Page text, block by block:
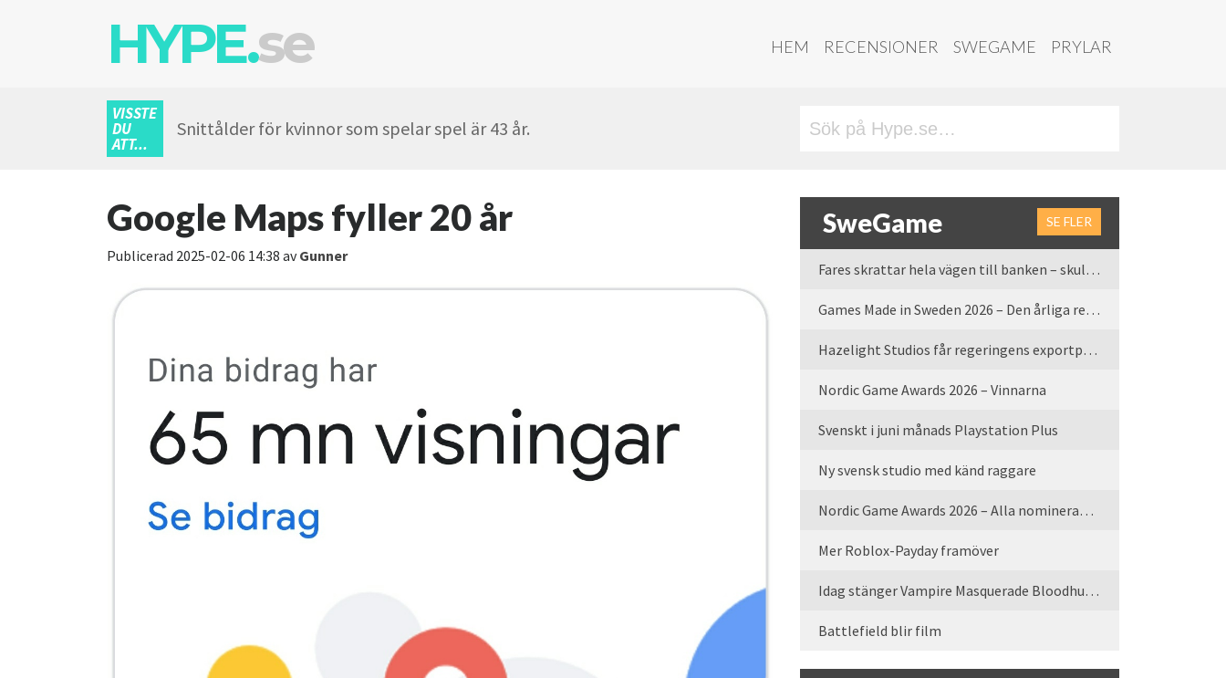
HYPE.se HEM RECENSIONER SWEGAME PRYLAR
VISSTE
DU
ATT...
Snittålder för kvinnor som spelar spel är 43 år.
Google Maps fyller 20 år
Publicerad 2025-02-06 14:38 avGunner
SweGame SE FLER
Fares skrattar hela vägen till banken – skulle vi tro
Games Made in Sweden 2026 – Den årliga rean är tillbaka
Hazelight Studios får regeringens exportpris 2025
Nordic Game Awards 2026 – Vinnarna
Svenskt i juni månads Playstation Plus
Ny svensk studio med känd raggare
Nordic Game Awards 2026 – Alla nominerade spel
Mer Roblox-Payday framöver
Idag stänger Vampire Masquerade Bloodhunt servrarna
Battlefield blir film